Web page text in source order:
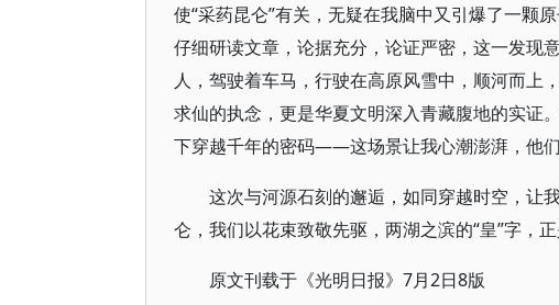
使“采药昆仑”有关，无疑在我脑中又引爆了一颗
仔细研读文章，论据充分，论证严密，这一发现
人，驾驶着车马，行驶在高原风雪中，顺河而上
求仙的执念，更是华夏文明深入青藏腹地的实证
下穿越千年的密码——这场景让我心潮澎湃，他们
这次与河源石刻的邂逅，如同穿越时空，让
仑，我们以花束致敬先驱，两湖之滨的“皇”字，
原文刊载于《光明日报》7月2日8版